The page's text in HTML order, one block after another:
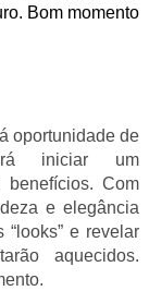
Bom momento
oportunidade de
iniciar um
benefícios. Com
e elegância
e revelar
aquecidos.